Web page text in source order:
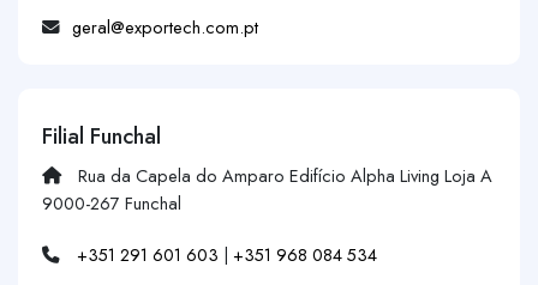
geral@exportech.com.pt
Filial Funchal
Rua da Capela do Amparo Edifício Alpha Living Loja A
9000-267 Funchal
+351 291 601 603 | +351 968 084 534